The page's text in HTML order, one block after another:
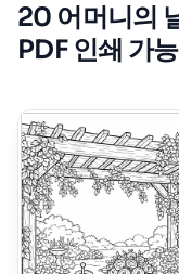
20 어머니의
PDF 인쇄 가